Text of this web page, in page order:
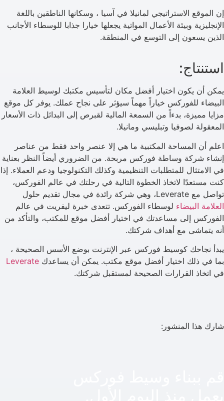
إن الموقع الاستراتيجي لمانيلا في آسيا ، وسكانها الناطقين باللغة
الإنجليزية وبيئة الأعمال المواتية يجعلها خيارا جذابا للوسطاء الأجانب
الذين يسعون إلى التوسع في المنطقة.
استنتاج:
يمكن أن يكون اختيار أفضل مكان لتأسيس مكتبك لوسيط العلامة
البيضاء للفوركس خياراً مهماً سيؤثر على نجاح عملك. يوفر كل موقع
مزايا مميزة، بدءاً من السمعة المالية لقبرص إلى البدائل ذات الأسعار
المعقولة لصوفيا وتبليسي ومانيلا.
اعلم أن المساحة المكتبية ما هي إلا عنصر واحد فقط من عناصر
إنشاء شركة وساطة فوركس مربحة. من الضروري أيضاً النظر بعناية
في الامتثال للمتطلبات التنظيمية وكذلك التكنولوجيا ودعم العملاء. إذا
كنت مستعدًا لاتخاذ الخطوة التالية في رحلتك في عالم الفوركس،
تواصل مع Leverate، وهي شركة رائدة في مجال تقديم حلول
العلامة البيضاء لوسطاء الفوركس. تتعدى خبرة ليفريت في عالم
الفوركس إلى مساعدتك في اختيار أفضل موقع للمكتب، والتأكد من
أنه يتماشى مع أهداف شركتك.
يبدأ نجاحك كوسيط فوركس عبر الإنترنت بوضع الأسس الصحيحة ،
بما في ذلك اختيار أفضل موقع مكتب. يمكن أن يساعدك Leverate
في اتخاذ القرارات الصحيحة لمستقبل شركتك.
شارك هذا المنشور: